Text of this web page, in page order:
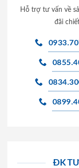
Hỗ trợ tư vấn về
đãi
ĐK